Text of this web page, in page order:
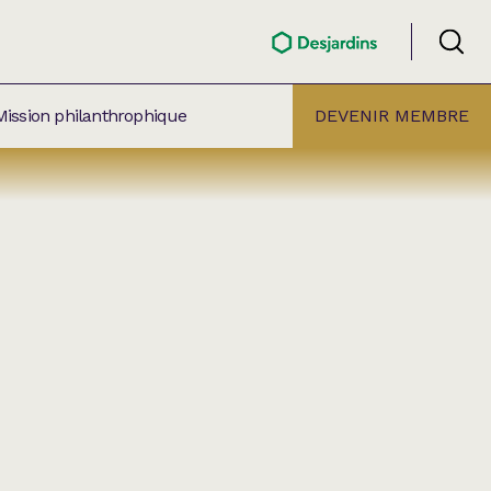
philanthrophique DEVENIR MEMBRE